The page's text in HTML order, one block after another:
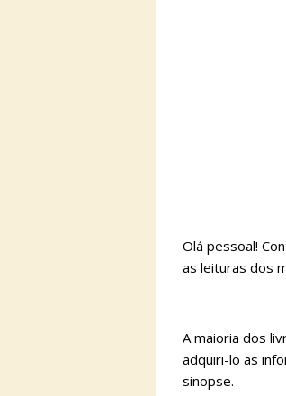
Olá pessoal!
as leituras dos
A maioria dos
adquiri-lo as
sinopse.